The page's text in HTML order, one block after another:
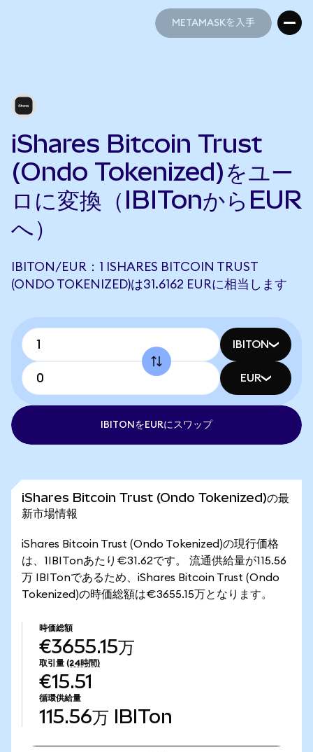
METAMASKを入手
iShares Bitcoin Trust
(Ondo Tokenized)をユー
ロに変換（IBITonからEUR
へ）
IBITON/EUR：1 ISHARES BITCOIN TRUST
(ONDO TOKENIZED)は31.6162 EURに相当します
IBITON
EUR
IBITONをEURにスワップ
iShares Bitcoin Trust (Ondo Tokenized)の最
新市場情報
iShares Bitcoin Trust (Ondo Tokenized)の現行価格
は、1IBITonあたり€31.62です。 流通供給量が115.56
万 IBITonであるため、iShares Bitcoin Trust (Ondo
Tokenized)の時価総額は€3655.15万となります。
時価総額
€3655.15万
取引量 (24時間)
€15.51
循環供給量
115.56万 IBITon